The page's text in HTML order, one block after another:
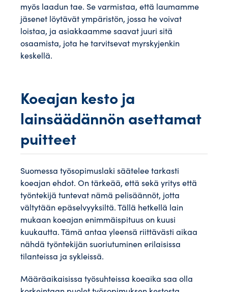
myös laadun tae. Se varmistaa, että laumamme
jäsenet löytävät ympäristön, jossa he voivat
loistaa, ja asiakkaamme saavat juuri sitä
osaamista, jota he tarvitsevat myrskyjenkin
keskellä.
Koeajan kesto ja
lainsäädännön asettamat
puitteet
Suomessa työsopimuslaki säätelee tarkasti
koeajan ehdot. On tärkeää, että sekä yritys että
työntekijä tuntevat nämä pelisäännöt, jotta
vältytään epäselvyyksiltä. Tällä hetkellä lain
mukaan koeajan enimmäispituus on kuusi
kuukautta. Tämä antaa yleensä riittävästi aikaa
nähdä työntekijän suoriutuminen erilaisissa
tilanteissa ja sykleissä.
Määräaikaisissa työsuhteissa koeaika saa olla